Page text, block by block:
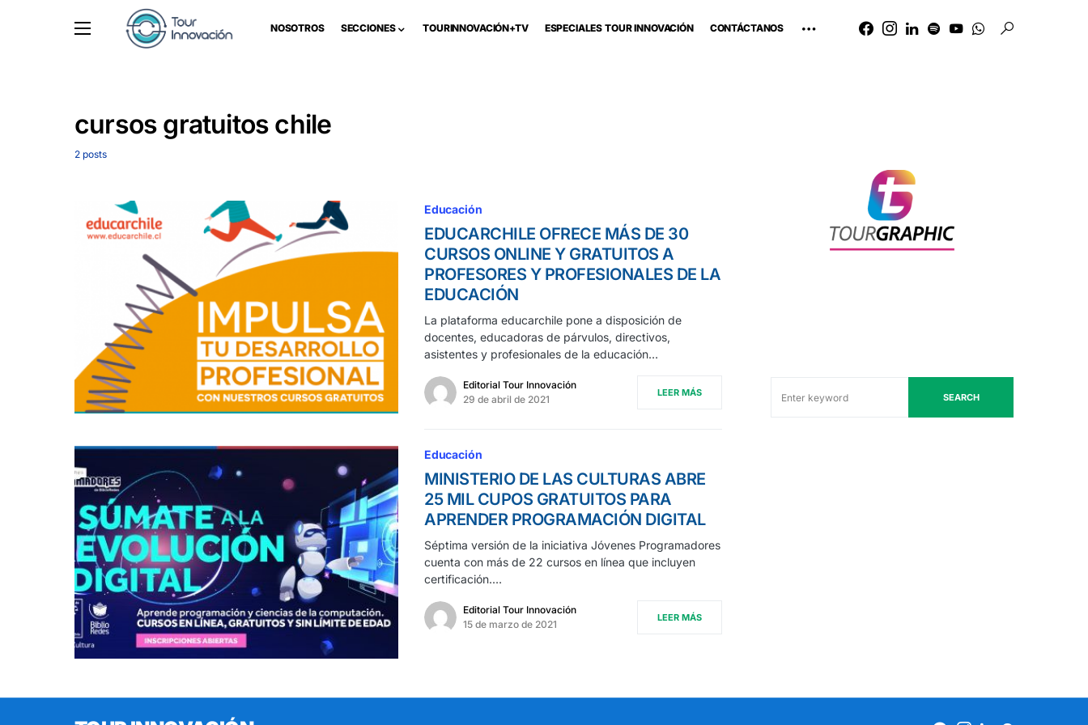
NOSOTROS SECCIONES TOURINNOVACIÓN+TV ESPECIALES TOUR INNOVACIÓN CONTÁCTANOS
cursos gratuitos chile
2 posts
Educación
EDUCARCHILE OFRECE MÁS DE 30
CURSOS ONLINE Y GRATUITOS A
PROFESORES Y PROFESIONALES DE LA
EDUCACIÓN
La plataforma educarchile pone a disposición de
docentes, educadoras de párvulos, directivos,
asistentes y profesionales de la educación…
Editorial Tour Innovación
29 de abril de 2021
LEER MÁS
Educación
MINISTERIO DE LAS CULTURAS ABRE
25 MIL CUPOS GRATUITOS PARA
APRENDER PROGRAMACIÓN DIGITAL
Séptima versión de la iniciativa Jóvenes Programadores
cuenta con más de 22 cursos en línea que incluyen
certificación.…
Editorial Tour Innovación
15 de marzo de 2021
LEER MÁS
SEARCH